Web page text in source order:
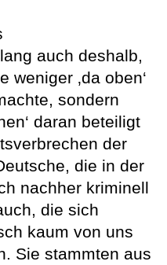
auch deshalb,
weniger ‚da oben‘
sondern
daran beteiligt
der
die in der
nachher kriminell
die sich
kaum von uns
Sie stammten aus